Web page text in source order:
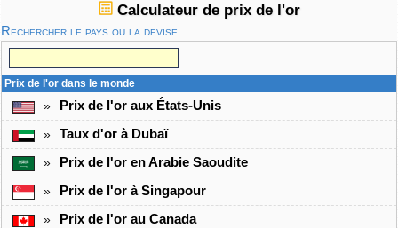
Calculateur de prix de l'or
Rechercher le pays ou la devise
Prix de l'or dans le monde
» Prix de l'or aux États-Unis
» Taux d'or à Dubaï
» Prix de l'or en Arabie Saoudite
» Prix de l'or à Singapour
» Prix de l'or au Canada